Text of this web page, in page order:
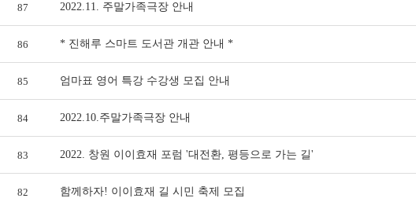
87 2022.11. 주말가족극장 안내
86 * 진해루 스마트 도서관 개관 안내 *
85 엄마표 영어 특강 수강생 모집 안내
84 2022.10.주말가족극장 안내
83 2022. 창원 이이효재 포럼 '대전환, 평등으로 가는 길'
82 함께하자! 이이효재 길 시민 축제 모집